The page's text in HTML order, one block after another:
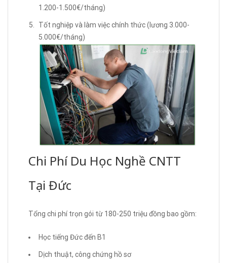
1.200-1.500€/tháng)
Tốt nghiệp và làm việc chính thức (lương 3.000-
5.000€/tháng)
Chi Phí Du Học Nghề CNTT
Tại Đức
Tổng chi phí trọn gói từ 180-250 triệu đồng bao gồm:
Học tiếng Đức đến B1
Dịch thuật, công chứng hồ sơ